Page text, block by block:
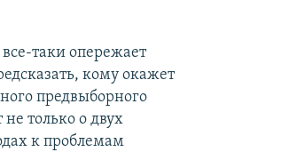
таки опережает
кому окажет
предвыборного
только о двух
к проблемам